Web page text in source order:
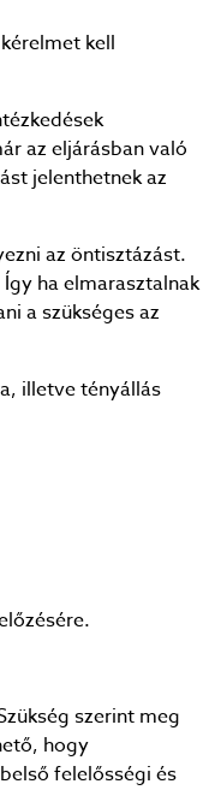
kell
az eljárásban való
jelenthetnek az
az öntisztázást.
ha elmarasztalnak
a szükséges az
illetve tényállás
szerint meg
hogy
felelősségi és